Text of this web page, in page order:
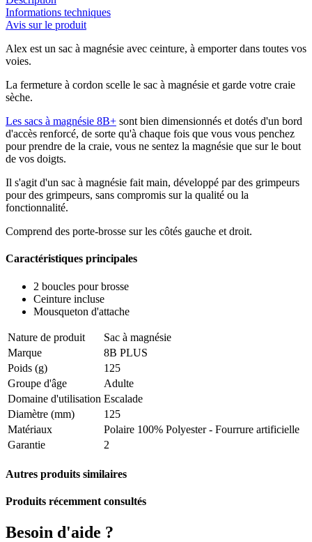
Informations techniques
Avis sur le produit
Alex est un sac à magnésie avec ceinture, à emporter dans toutes vos
voies.
La fermeture à cordon scelle le sac à magnésie et garde votre craie
sèche.
Les sacs à magnésie 8B+ sont bien dimensionnés et dotés d'un bord
d'accès renforcé, de sorte qu'à chaque fois que vous vous penchez
pour prendre de la craie, vous ne sentez la magnésie que sur le bout
de vos doigts.
Il s'agit d'un sac à magnésie fait main, développé par des grimpeurs
pour des grimpeurs, sans compromis sur la qualité ou la
fonctionnalité.
Comprend des porte-brosse sur les côtés gauche et droit.
Caractéristiques principales
2 boucles pour brosse
Ceinture incluse
Mousqueton d'attache
Nature de produit
Sac à magnésie
Marque
8B PLUS
Poids (g)
125
Groupe d'âge
Adulte
Domaine d'utilisation Escalade
Diamètre (mm)
125
Matériaux
Polaire 100% Polyester - Fourrure artificielle
Garantie
2
Autres produits similaires
Produits récemment consultés
Besoin d'aide ?